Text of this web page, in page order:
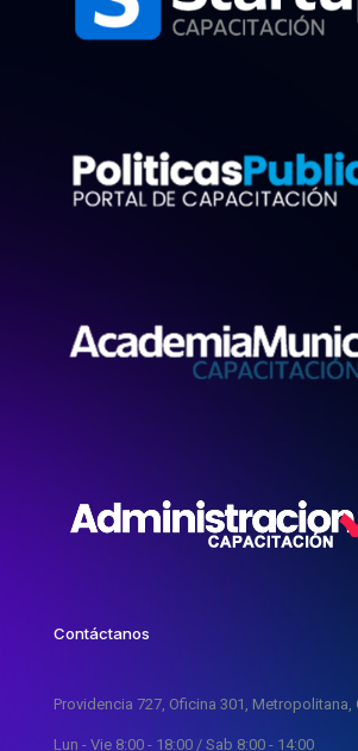
Contáctanos
Providencia 727, Oficina 301, Metropolitana,
Lun - Vie 8:00 - 18:00 / Sab 8:00 - 14:00